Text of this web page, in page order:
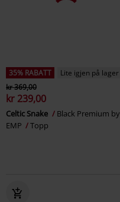
35% RABATT
Lite igjen på lager
kr 369,00
kr 239,00
Celtic Snake
Black Premium by
EMP
Topp